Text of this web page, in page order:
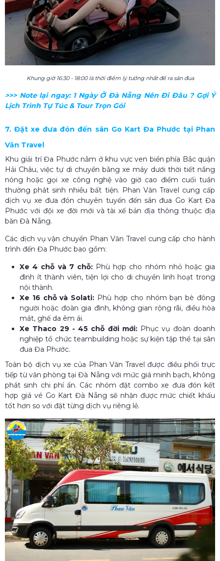
Khung giờ 16:30 - 18:00 là thời điểm lý tưởng nhất để ra sân đua
>>> Note lại ngay: 1 Ngày Ở Đà Nẵng Nên Đi Đâu​? Gợi Ý
Lịch Trình Tự Túc & Tour Trọn Gói
7. Đặt xe đưa đón đến sân Go Kart Đa Phước tại Phan
Văn Travel
Khu giải trí Đa Phước nằm ở khu vực ven biển phía Bắc quận
Hải Châu, việc tự di chuyển bằng xe máy dưới thời tiết nắng
nóng hoặc gọi xe công nghệ vào giờ cao điểm cuối tuần
thường phát sinh nhiều bất tiện. Phan Văn Travel cung cấp
dịch vụ xe đưa đón chuyên tuyến đến sân đua Go Kart Đa
Phước với đội xe đời mới và tài xế bản địa thông thuộc địa
bàn Đà Nẵng.
Các dịch vụ vận chuyển Phan Văn Travel cung cấp cho hành
trình đến Đa Phước bao gồm:
Xe 4 chỗ và 7 chỗ: Phù hợp cho nhóm nhỏ hoặc gia
đình ít thành viên, tiện lợi cho di chuyển linh hoạt trong
nội thành.
Xe 16 chỗ và Solati: Phù hợp cho nhóm bạn bè đông
người hoặc đoàn gia đình, không gian rộng rãi, điều hòa
mát, ghế da êm ái.
Xe Thaco 29 - 45 chỗ đời mới: Phục vụ đoàn doanh
nghiệp tổ chức teambuilding hoặc sự kiện tập thể tại sân
đua Đa Phước.
Toàn bộ dịch vụ xe của Phan Văn Travel được điều phối trực
tiếp từ văn phòng tại Đà Nẵng với mức giá minh bạch, không
phát sinh chi phí ẩn. Các nhóm đặt combo xe đưa đón kết
hợp giá vé Go Kart Đà Nẵng sẽ nhận được mức chiết khấu
tốt hơn so với đặt từng dịch vụ riêng lẻ.